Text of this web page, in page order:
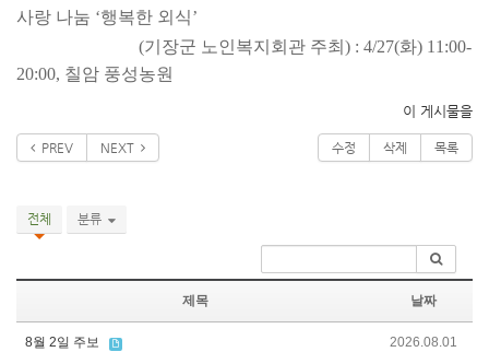
사랑 나눔 ‘행복한 외식’
(기장군 노인복지회관 주최) : 4/27(화) 11:00-
20:00, 칠암 풍성농원
이 게시물을
PREV NEXT 수정 삭제 목록
전체 분류
제목 날짜
8월 2일 주보 2026.08.01